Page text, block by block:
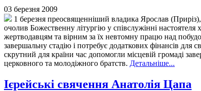
03 березня 2009
1 березня преосвященніший владика Ярослав
очолив Божественну літургію у співслужінні
жертводавцям та вірним за їх невтомну працю над
завершальну стадію і потребує додаткових фінансів
скрутний для країни час допомогли місцевій громаді
церковного та молодіжного братств. Детальніше...
Ієрейські свячення Анатолія Цапа